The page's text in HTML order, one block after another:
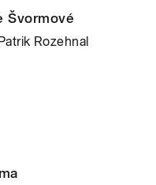
Švormové
Rozehnal